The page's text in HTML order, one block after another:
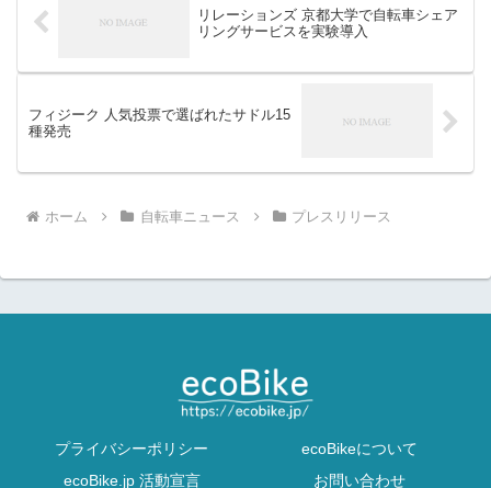
リレーションズ 京都大学で自転車シェア
リングサービスを実験導入
フィジーク 人気投票で選ばれたサドル15
種発売
ホーム 自転車ニュース プレスリリース
プライバシーポリシー
ecoBikeについて
ecoBike.jp 活動宣言
お問い合わせ